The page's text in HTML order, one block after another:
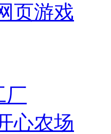
页游戏
厂
心农场